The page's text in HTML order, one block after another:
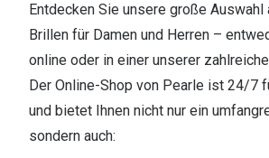
Entdecken Sie unsere große
Brillen für Damen und Herren –
online oder in einer unserer
Der Online-Shop von Pearle ist 24/7
und bietet Ihnen nicht nur ein
sondern auch: